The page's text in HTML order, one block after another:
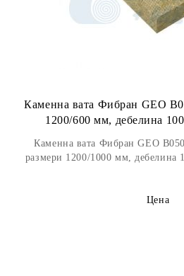
Каменна вата Фибран GEO
1200/600 мм, дебелина
Каменна вата Фибран GEO
размери 1200/1000 мм, дебелина
Цена